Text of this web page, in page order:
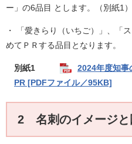
ー」の6品目 とします。（別紙1）
・ 「愛きらり（いちご）」、「
めてＰＲする品目となります。
別紙1
2024年度知事
PR [PDFファイル／95KB]
2 名刺のイメージと